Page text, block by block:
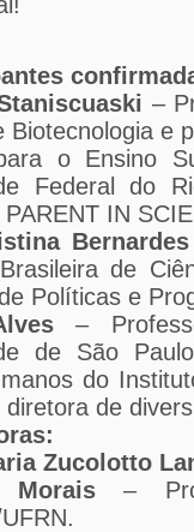
–
Biotecnologia e
o Ensino
Federal do
IN
de
Políticas e
–
de São
do
diretora de
Zucolotto
Morais–